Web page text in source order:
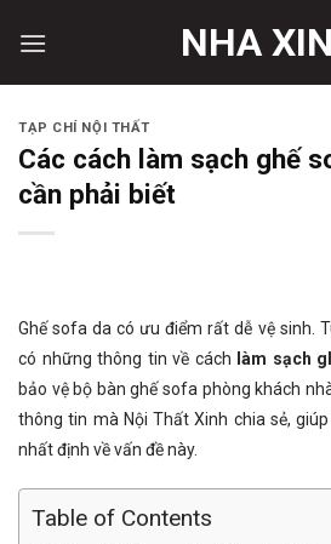
NHA
TẠP CHÍ NỘI THẤT
Các cách làm sạch ghế
cần phải biết
Ghế sofa da có ưu điểm rất dễ vệ sinh.
có những thông tin về cách làm sạch
bảo vệ bộ bàn ghế sofa phòng khách
thông tin mà Nội Thất Xinh chia sẻ,
nhất định về vấn đề này.
Table of Contents